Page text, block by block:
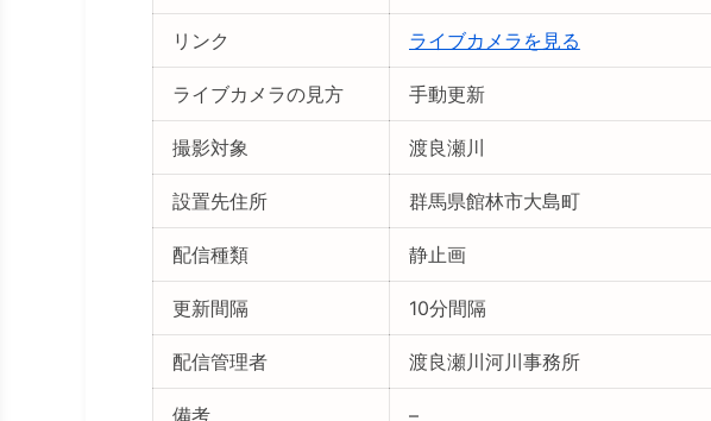
リンク ライブカメラを見る
ライブカメラの見方 手動更新
撮影対象 渡良瀬川
設置先住所 群馬県館林市大島町
配信種類 静止画
更新間隔 10分間隔
配信管理者 渡良瀬川河川事務所
備考 –